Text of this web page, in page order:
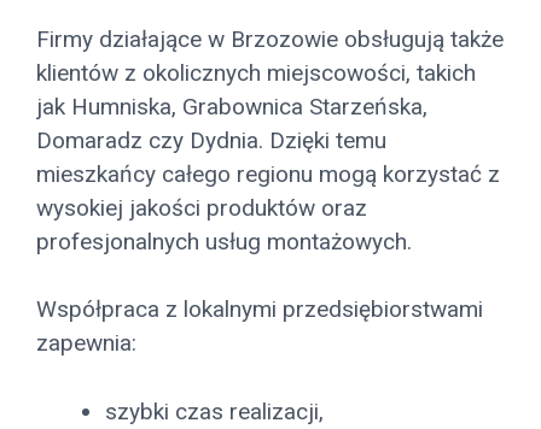
Firmy działające w Brzozowie obsługują także
klientów z okolicznych miejscowości, takich
jak Humniska, Grabownica Starzeńska,
Domaradz czy Dydnia. Dzięki temu
mieszkańcy całego regionu mogą korzystać z
wysokiej jakości produktów oraz
profesjonalnych usług montażowych.
Współpraca z lokalnymi przedsiębiorstwami
zapewnia:
szybki czas realizacji,